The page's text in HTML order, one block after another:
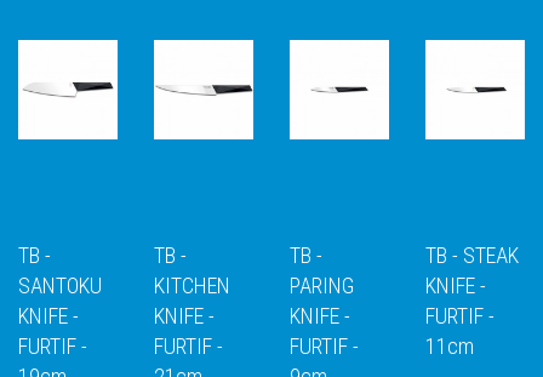
ΑΝΑΚΑΛΥΨΕ
TB -
SANTOKU
KNIFE -
FURTIF -
ΑΝΑΚΑΛΥΨΕ
TB -
KITCHEN
KNIFE -
FURTIF -
ΑΝΑΚΑΛΥΨΕ
TB -
PARING
KNIFE -
FURTIF -
TB - STEAK
KNIFE -
FURTIF -
11cm